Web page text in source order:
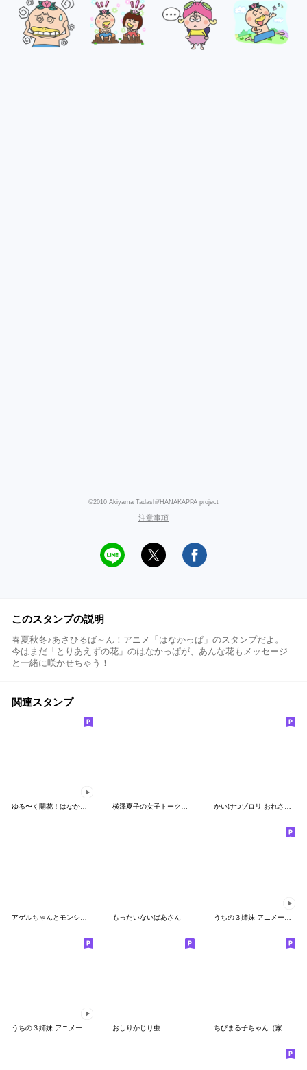
©2010 Akiyama Tadashi/HANAKAPPA project
注意事項
このスタンプの説明
春夏秋冬♪あさひるば～ん！アニメ「はなかっぱ」のスタンプだよ。
今はまだ「とりあえずの花」のはなかっぱが、あんな花もメッセージ
と一緒に咲かせちゃう！
関連スタンプ
ゆる〜く開花！はなかっぱ（ドット絵） 横澤夏子の女子トークスタンプ Vol.1 かいけつゾロリ おれさまスタンプ
もったいないばあさん
おしりかじり虫 ちびまる子ちゃん（家族編）